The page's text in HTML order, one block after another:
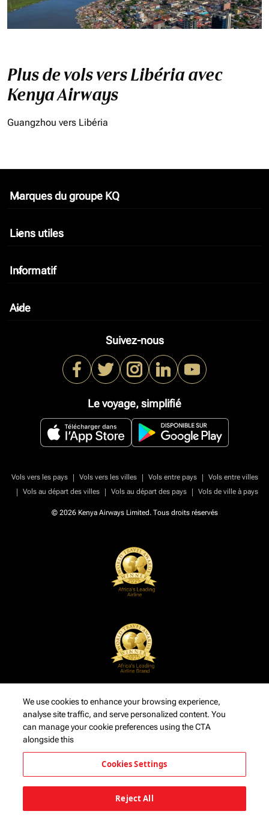
Plus de vols vers Libéria avec
Kenya Airways
Guangzhou vers Libéria
Marques du groupe KQ
keyboard_arrow_down
Liens utiles
keyboard_arrow_down
Informatif
keyboard_arrow_down
Aide
keyboard_arrow_down
Suivez-nous
Le voyage, simplifié
Vols vers les pays | Vols vers les villes | Vols entre pays |
Vols entre villes
|
Vols au départ des villes | Vols au départ des pays | Vols de ville à pays
© 2026 Kenya Airways Limited. Tous droits réservés
We use cookies to enhance your browsing experience,
analyse site traffic, and serve personalized content. You
can manage your cookie preferences using the CTA
alongside this
Cookies Settings
Reject All